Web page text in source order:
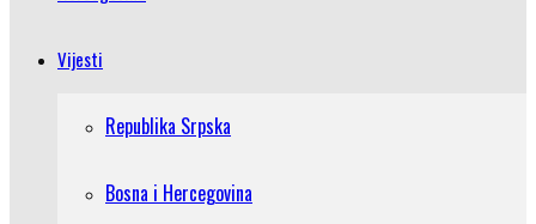
Vijesti
Republika Srpska
Bosna i Hercegovina